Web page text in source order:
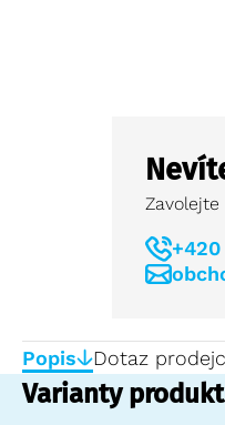
Zavolejte
+420
Popis Dotaz
Varianty